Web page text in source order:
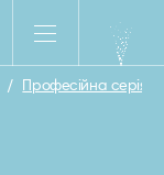
/ Професійна серія